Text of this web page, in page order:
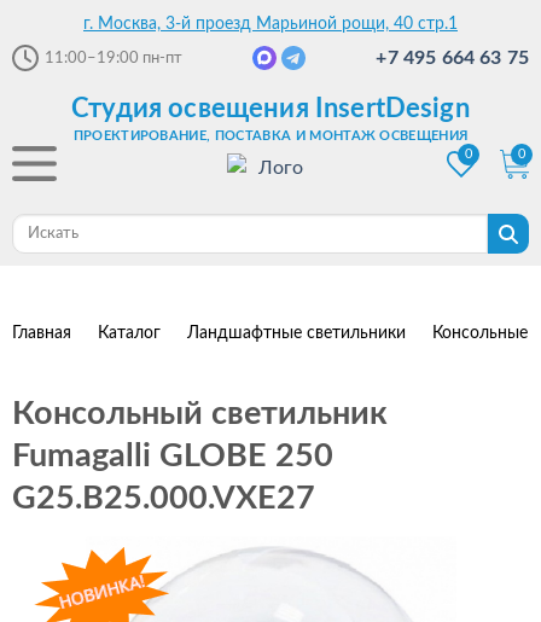
г. Москва, 3-й проезд Марьиной рощи, 40 стр.1
11:00–19:00 пн-пт +7 495 664 63 75
Студия освещения InsertDesign
ПРОЕКТИРОВАНИЕ, ПОСТАВКА И МОНТАЖ ОСВЕЩЕНИЯ
0
0
Главная Каталог Ландшафтные светильники Консольные
Консольный светильник
Fumagalli GLOBE 250
G25.B25.000.VXE27